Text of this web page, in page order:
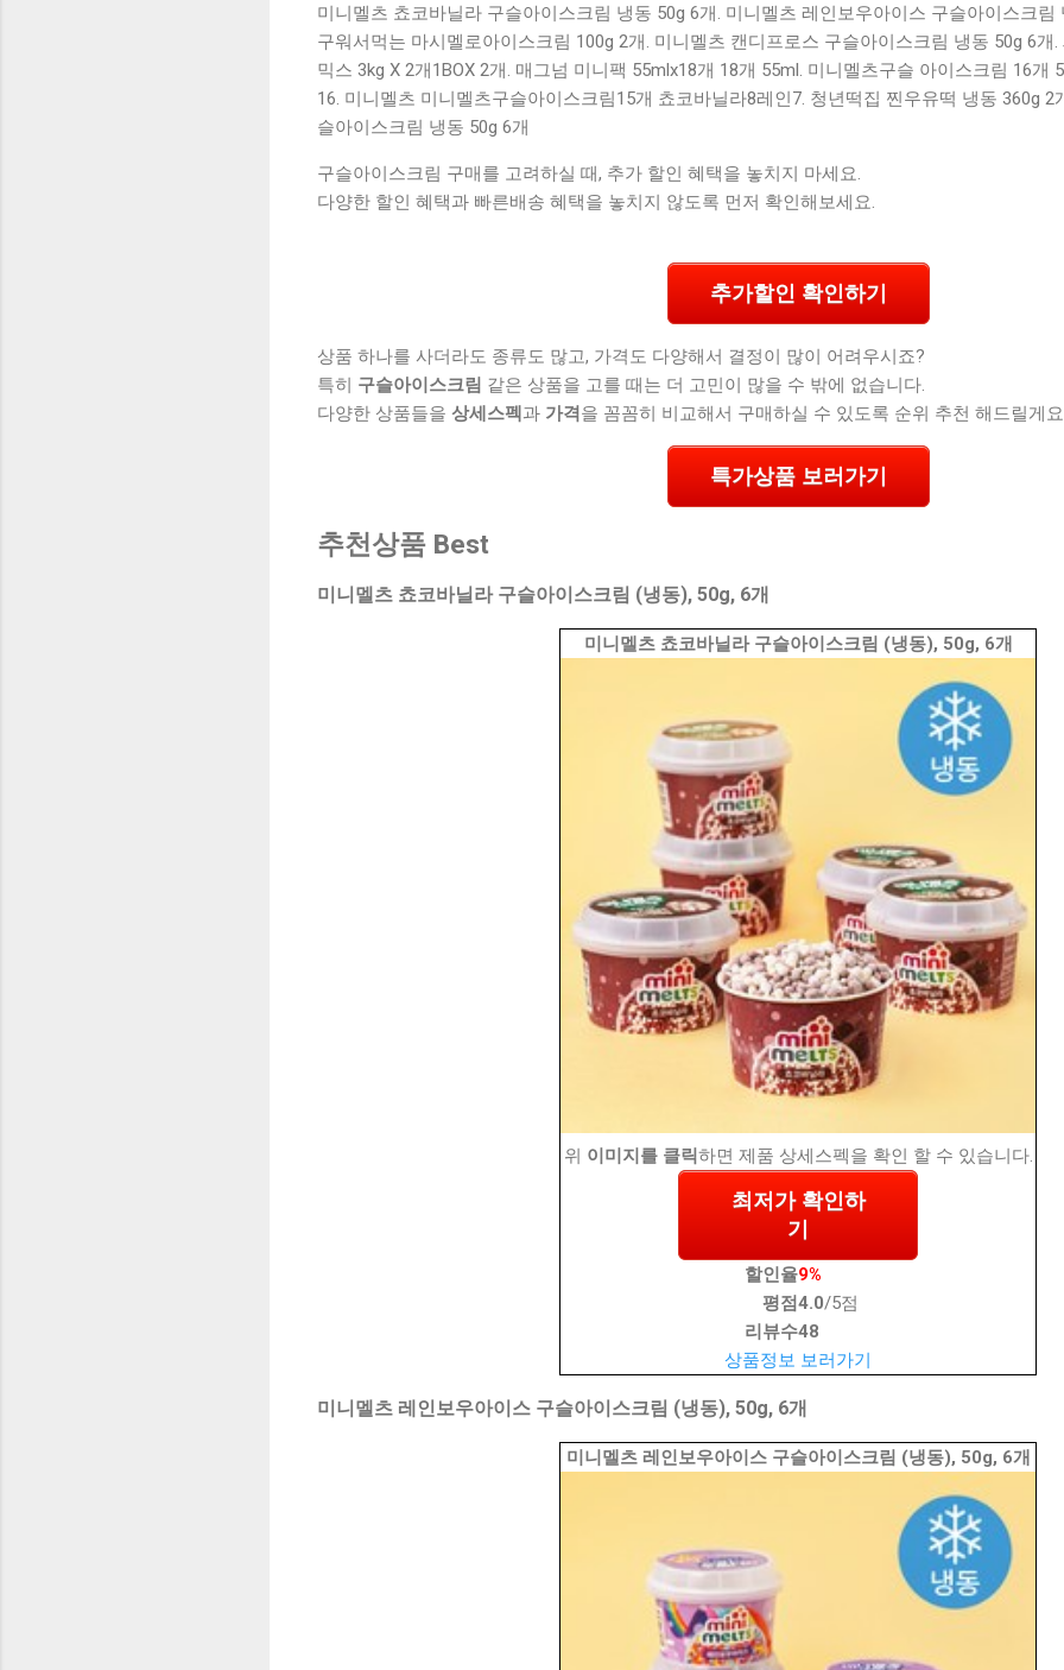
미니멜츠 쵸코바닐라 구슬아이스크림 냉동 50g 6개. 미니멜츠 레인보우아이스 구슬아이스크림
구워서먹는 마시멜로아이스크림 100g 2개. 미니멜츠 캔디프로스 구슬아이스크림 냉동 50g 6개
믹스 3kg X 2개1BOX 2개. 매그넘 미니팩 55mlx18개 18개 55ml. 미니멜츠구슬 아이스크림 16개
16. 미니멜츠 미니멜츠구슬아이스크림15개 쵸코바닐라8레인7. 청년떡집 찐우유떡 냉동 360g 2
슬아이스크림 냉동 50g 6개
구슬아이스크림 구매를 고려하실 때, 추가 할인 혜택을 놓치지 마세요.
다양한 할인 혜택과 빠른배송 혜택을 놓치지 않도록 먼저 확인해보세요.
추가할인 확인하기
상품 하나를 사더라도 종류도 많고, 가격도 다양해서 결정이 많이 어려우시죠?
특히 구슬아이스크림 같은 상품을 고를 때는 더 고민이 많을 수 밖에 없습니다.
다양한 상품들을 상세스펙 과 가격 을 꼼꼼히 비교해서 구매하실 수 있도록 순위 추천 해드릴게
특가상품 보러가기
추천상품 Best
미니멜츠 쵸코바닐라 구슬아이스크림 (냉동), 50g, 6개
미니멜츠 쵸코바닐라 구슬아이스크림 (냉동), 50g, 6개
위 이미지를 클릭하면 제품 상세스펙을 확인 할 수 있습니다.
최저가 확인하
기
할인율9%
평점4.0/5점
리뷰수48
상품정보 보러가기
미니멜츠 레인보우아이스 구슬아이스크림 (냉동), 50g, 6개
미니멜츠 레인보우아이스 구슬아이스크림 (냉동), 50g, 6개